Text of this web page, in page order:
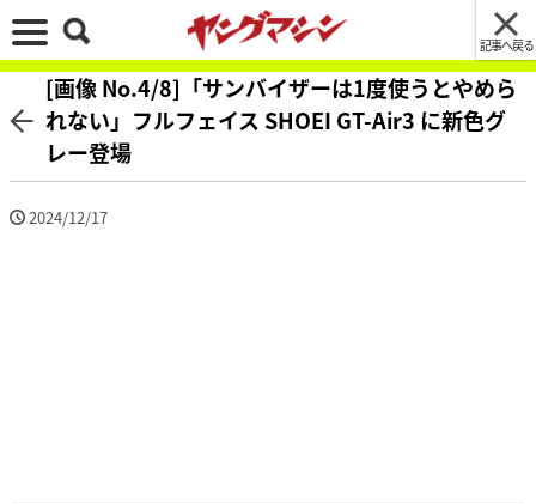
記事へ戻る
[画像 No.4/8]「サンバイザーは1度使うとやめら
れない」フルフェイス SHOEI GT-Air3 に新色グ
レー登場
2024/12/17